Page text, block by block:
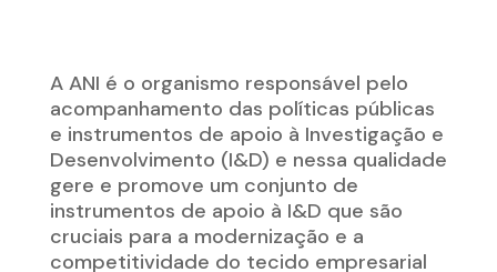
A ANI é o organismo responsável pelo
acompanhamento das políticas públicas
e instrumentos de apoio à Investigação e
Desenvolvimento (I&D) e nessa qualidade
gere e promove um conjunto de
instrumentos de apoio à I&D que são
cruciais para a modernização e a
competitividade do tecido empresarial